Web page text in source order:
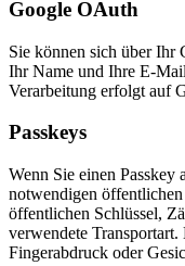
Google OAuth
Sie können sich über Ihr
Ihr Name und Ihre E-
Verarbeitung erfolgt auf
Passkeys
Wenn Sie einen
notwendigen
öffentlichen Schlüssel,
verwendete
Fingerabdruck oder